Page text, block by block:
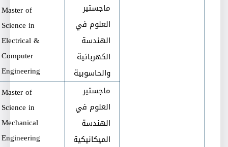
ماجستير
العلوم في
الهندسة
الكهربائية
والحاسوبية
Master of
Science in
Electrical &
Computer
Engineering
ماجستير
العلوم في
الهندسة
الميكانيكية
Master of
Science in
Mechanical
Engineering